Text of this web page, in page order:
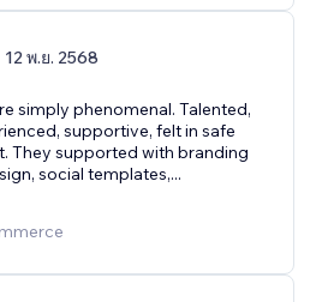
12 พ.ย. 2568
simply phenomenal. Talented,
supportive, felt in safe
They supported with branding
social templates,...